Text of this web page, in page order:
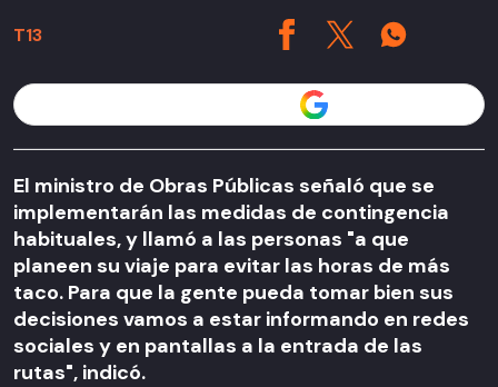
T13
El ministro de Obras Públicas señaló que se
implementarán las medidas de contingencia
habituales, y llamó a las personas "a que
planeen su viaje para evitar las horas de más
taco. Para que la gente pueda tomar bien sus
decisiones vamos a estar informando en redes
sociales y en pantallas a la entrada de las
rutas", indicó.